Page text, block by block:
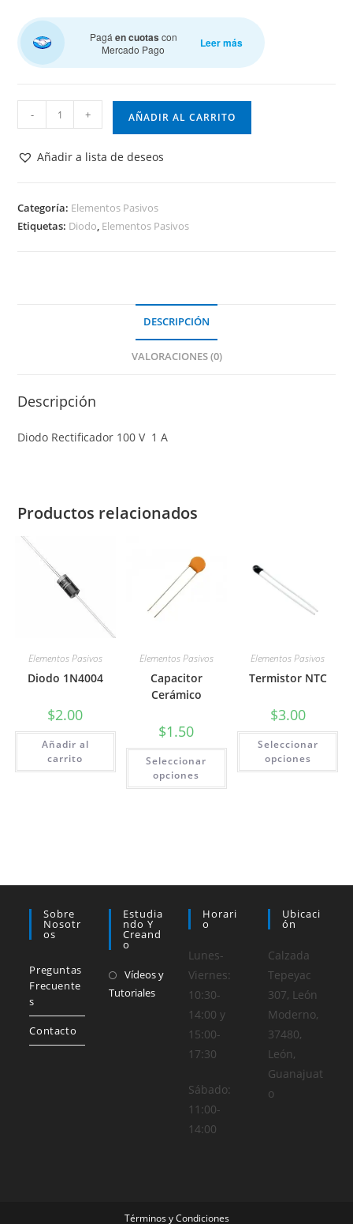
Pagá en cuotas con
Mercado Pago
Leer más
1N4002
cantidad
- + AÑADIR AL CARRITO
Añadir a lista de deseos
Categoría: Elementos Pasivos
Etiquetas: Diodo, Elementos Pasivos
DESCRIPCIÓN
VALORACIONES (0)
Descripción
Diodo Rectificador 100 V 1 A
Productos relacionados
Elementos Pasivos
Diodo 1N4004
$2.00
Añadir al
carrito
Elementos Pasivos
Capacitor
Cerámico
$1.50
Seleccionar
opciones
Este
producto
tiene
página
producto
Elementos Pasivos
Termistor NTC
$3.00
Seleccionar
opciones
Sobre
Nosotr
Os
Preguntas
Frecuente
s
Contacto
Estudia
Ndo Y
Creand
O
Vídeos y
Tutoriales
Horari
O
Lunes-
Viernes:
10:30-
14:00 y
15:00-
17:30
Sábado:
11:00-
14:00
Ubicaci
Ón
Calzada
Tepeyac
307, León
Moderno,
37480,
León,
Guanajuat
o
Términos y Condiciones